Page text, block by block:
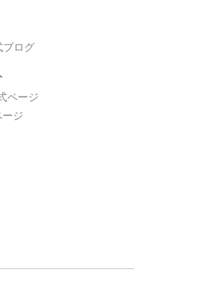
ブログ
ページ
ージ